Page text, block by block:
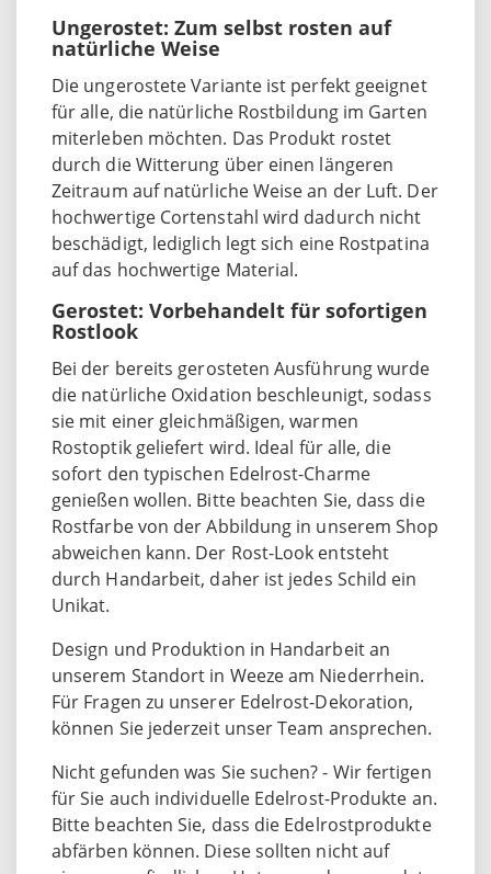
Ungerostet: Zum selbst rosten auf
natürliche Weise
Die ungerostete Variante ist perfekt geeignet
für alle, die natürliche Rostbildung im Garten
miterleben möchten. Das Produkt rostet
durch die Witterung über einen längeren
Zeitraum auf natürliche Weise an der Luft. Der
hochwertige Cortenstahl wird dadurch nicht
beschädigt, lediglich legt sich eine Rostpatina
auf das hochwertige Material.
Gerostet: Vorbehandelt für sofortigen
Rostlook
Bei der bereits gerosteten Ausführung wurde
die natürliche Oxidation beschleunigt, sodass
sie mit einer gleichmäßigen, warmen
Rostoptik geliefert wird. Ideal für alle, die
sofort den typischen Edelrost-Charme
genießen wollen. Bitte beachten Sie, dass die
Rostfarbe von der Abbildung in unserem Shop
abweichen kann. Der Rost-Look entsteht
durch Handarbeit, daher ist jedes Schild ein
Unikat.
Design und Produktion in Handarbeit an
unserem Standort in Weeze am Niederrhein.
Für Fragen zu unserer Edelrost-Dekoration,
können Sie jederzeit unser Team ansprechen.
Nicht gefunden was Sie suchen? - Wir fertigen
für Sie auch individuelle Edelrost-Produkte an.
Bitte beachten Sie, dass die Edelrostprodukte
abfärben können. Diese sollten nicht auf